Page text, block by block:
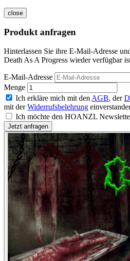
close
Produkt anfragen
Hinterlassen Sie ihre E-Mail-Adresse
Death As A Progress wieder verfügbar
E-Mail-Adresse
Menge
Ich erkläre mich mit den AGB, der
mit derWiderrufsbelehrung
Ich möchte den HOANZL